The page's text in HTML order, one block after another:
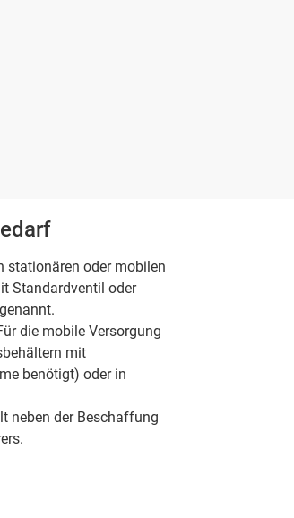
stationären oder mobilen
Standardventil oder
die mobile Versorgung
mit
benötigt) oder in
neben der Beschaffung